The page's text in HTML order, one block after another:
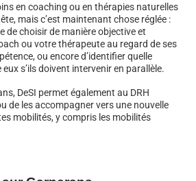
en coaching ou en thérapies naturelles
mais c’est maintenant chose réglée :
de choisir de manière objective et
ou votre thérapeute au regard de ses
ou encore d’identifier quelle
s’ils doivent intervenir en parallèle.
DeSI permet également au DRH
de les accompagner vers une nouvelle
mobilités, y compris les mobilités